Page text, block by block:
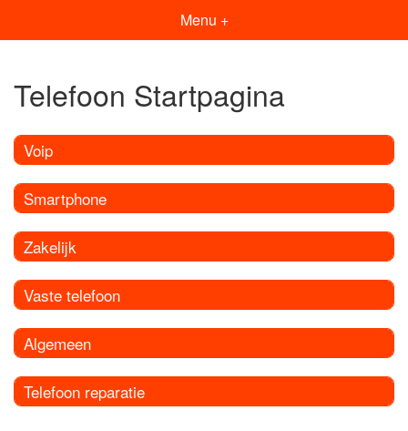
Menu +
Telefoon Startpagina
Voip
Smartphone
Zakelijk
Vaste telefoon
Algemeen
Telefoon reparatie